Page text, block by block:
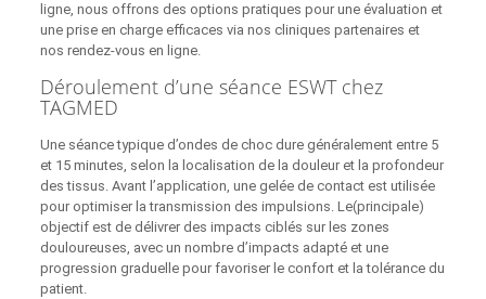
ligne, nous offrons des options pratiques pour une évaluation et
une prise en charge efficaces via nos cliniques partenaires et
nos rendez‑vous en ligne.
Déroulement d’une séance ESWT chez
TAGMED
Une séance typique d’ondes de choc dure généralement entre 5
et 15 minutes, selon la localisation de la douleur et la profondeur
des tissus. Avant l’application, une gelée de contact est utilisée
pour optimiser la transmission des impulsions. Le(principale)
objectif est de délivrer des impacts ciblés sur les zones
douloureuses, avec un nombre d’impacts adapté et une
progression graduelle pour favoriser le confort et la tolérance du
patient.